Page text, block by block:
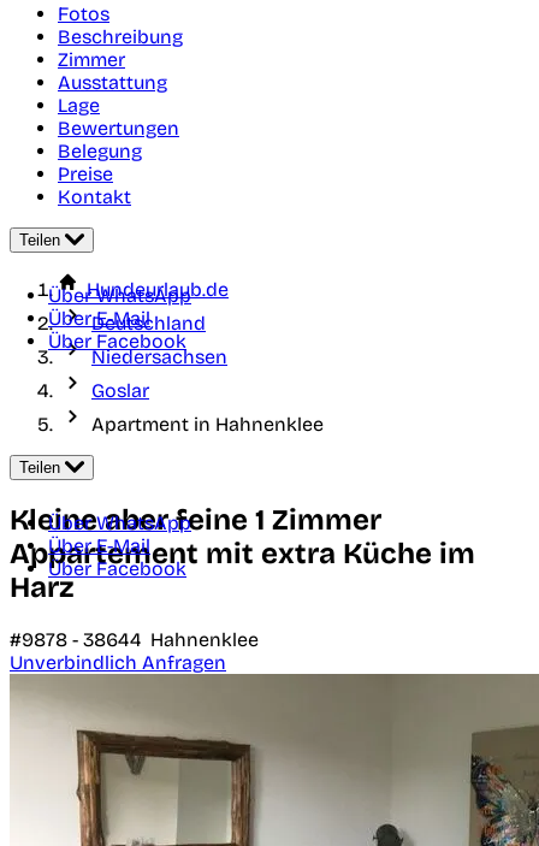
Fotos
Beschreibung
Zimmer
Ausstattung
Lage
Bewertungen
Belegung
Preise
Kontakt
Teilen
Über WhatsApp
Über E-Mail
Über Facebook
Hundeurlaub.de
Deutschland
Niedersachsen
Goslar
Apartment in Hahnenklee
Teilen
Über WhatsApp
Über E-Mail
Über Facebook
Kleine aber feine 1 Zimmer
Appartement mit extra Küche im
Harz
#9878 - 38644 Hahnenklee
Unverbindlich Anfragen